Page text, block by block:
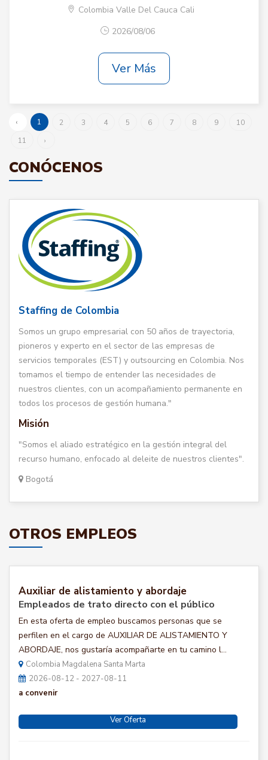
Colombia Valle Del Cauca Cali
2026/08/06
Ver Más
‹ 1 2 3 4 5 6 7 8 9
10
11
›
CONÓCENOS
Staffing de Colombia
Somos un grupo empresarial con 50 años de trayectoria,
pioneros y experto en el sector de las empresas de
servicios temporales (EST) y outsourcing en Colombia. Nos
tomamos el tiempo de entender las necesidades de
nuestros clientes, con un acompañamiento permanente en
todos los procesos de gestión humana."
Misión
"Somos el aliado estratégico en la gestión integral del
recurso humano, enfocado al deleite de nuestros clientes".
Bogotá
OTROS EMPLEOS
Auxiliar de alistamiento y abordaje
Empleados de trato directo con el público
En esta oferta de empleo buscamos personas que se
perfilen en el cargo de AUXILIAR DE ALISTAMIENTO Y
ABORDAJE, nos gustaría acompañarte en tu camino l...
Colombia Magdalena Santa Marta
2026-08-12 - 2027-08-11
a convenir
Ver Oferta